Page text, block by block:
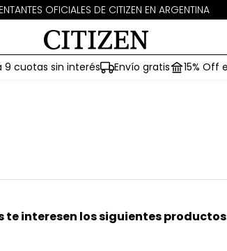
OFICIALES DE CITIZEN EN ARGENTINA
9 cuotas sin interés Envío gratis 15% Off
te interesen los siguientes